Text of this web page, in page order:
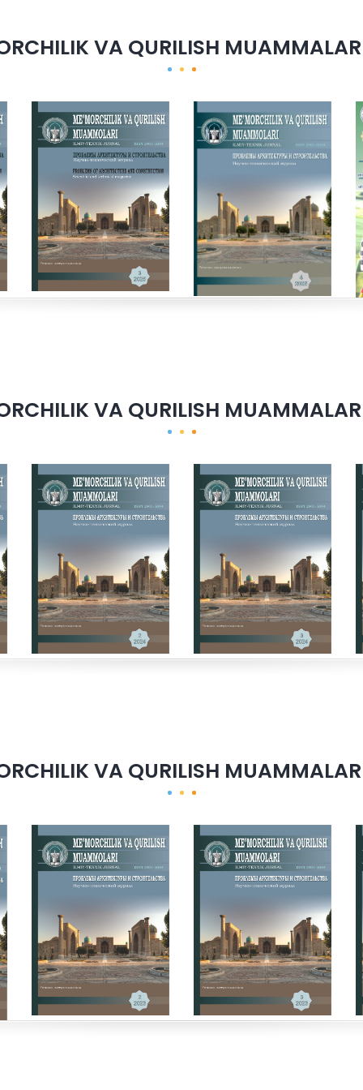
VA QURILISH
VA QURILISH
VA QURILISH